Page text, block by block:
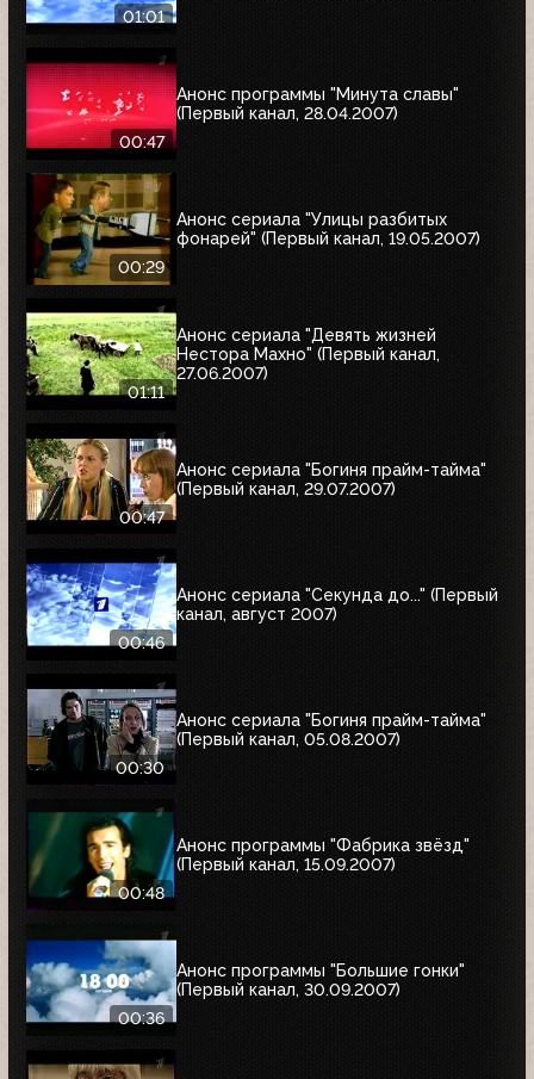
01:01
00:47
Анонс программы "Минута славы"
(Первый канал, 28.04.2007)
00:29
Анонс сериала "Улицы разбитых
фонарей" (Первый канал, 19.05.2007)
01:11
Анонс сериала "Девять жизней
Нестора Махно" (Первый канал,
27.06.2007)
00:47
Анонс сериала "Богиня прайм-тайма"
(Первый канал, 29.07.2007)
00:46
Анонс сериала "Секунда до..." (Первый
канал, август 2007)
00:30
Анонс сериала "Богиня прайм-тайма"
(Первый канал, 05.08.2007)
00:48
Анонс программы "Фабрика звёзд"
(Первый канал, 15.09.2007)
00:36
Анонс программы "Большие гонки"
(Первый канал, 30.09.2007)